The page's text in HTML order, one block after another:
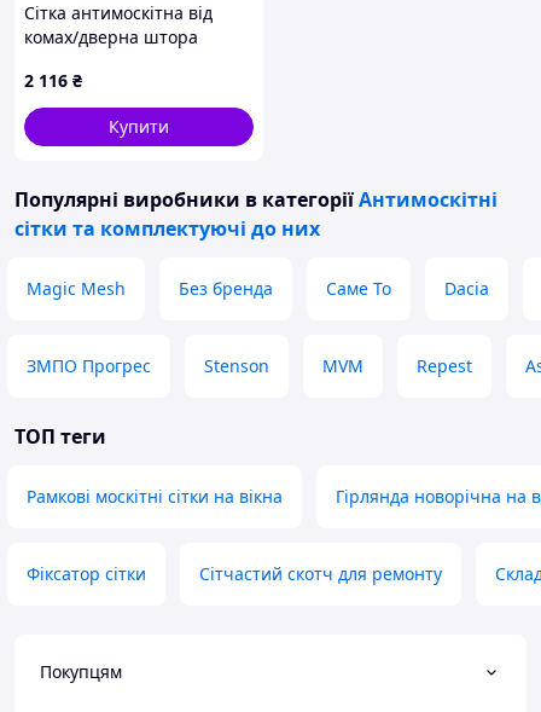
Сітка антимоскітна від
комах/дверна штора
2 116 ₴
Купити
Популярні виробники в категоріїАнтимоскітні
сітки та комплектуючі до них
Magic Mesh Без бренда Саме То Dacia
ЗМПО Прогрес Stenson MVM Repest
ТОП теги
Рамкові москітні сітки на вікна Гірлянда новорічна на
Фіксатор сітки Сітчастий скотч для ремонту
Покупцям